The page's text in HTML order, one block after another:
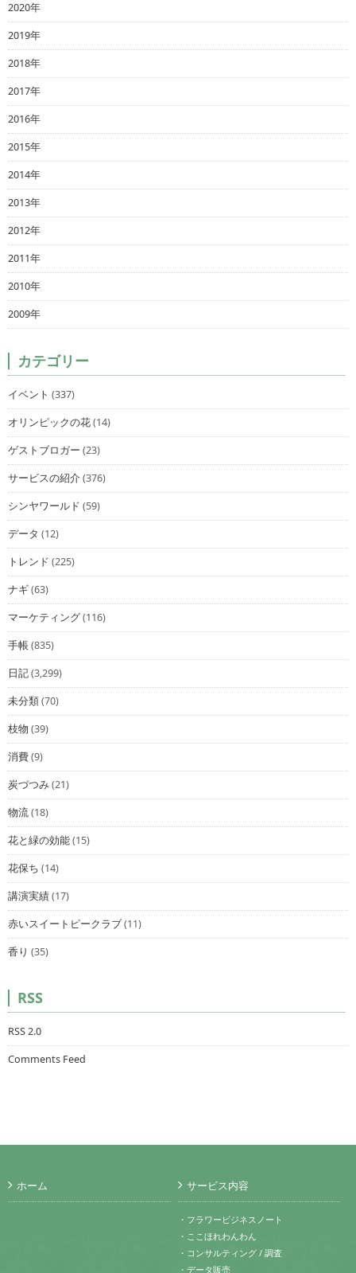
2020年
2019年
2018年
2017年
2016年
2015年
2014年
2013年
2012年
2011年
2010年
2009年
カテゴリー
イベント (337)
オリンピックの花(14)
ゲストブロガー (23)
サービスの紹介(376)
シンヤワールド (59)
データ (12)
トレンド (225)
ナギ(63)
マーケティング(116)
手帳(835)
日記(3,299)
未分類(70)
枝物 (39)
消費(9)
炭づつみ(21)
物流(18)
花と緑の効能(15)
花保ち (14)
講演実績(17)
赤いスイートピークラブ(11)
香り (35)
RSS
RSS 2.0
Comments Feed
ホーム サービス内容
・フラワービジネスノート
・ここほれわんわん
・コンサルティング / 調査
・データ販売